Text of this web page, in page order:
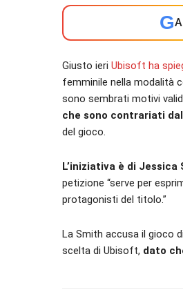
G
Giusto ieri Ubisoft ha
femminile nella modalità
sono sembrati motivi
che sono contrariati
del gioco.
L’iniziativa è di
petizione “serve per
protagonisti del titolo.”
La Smith accusa il gioco
scelta di Ubisoft, dato